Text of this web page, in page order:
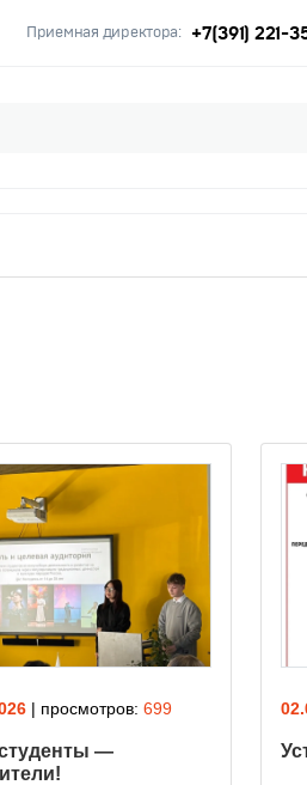
Приемная директора: +7(391) 221-
| просмотров: 699
—